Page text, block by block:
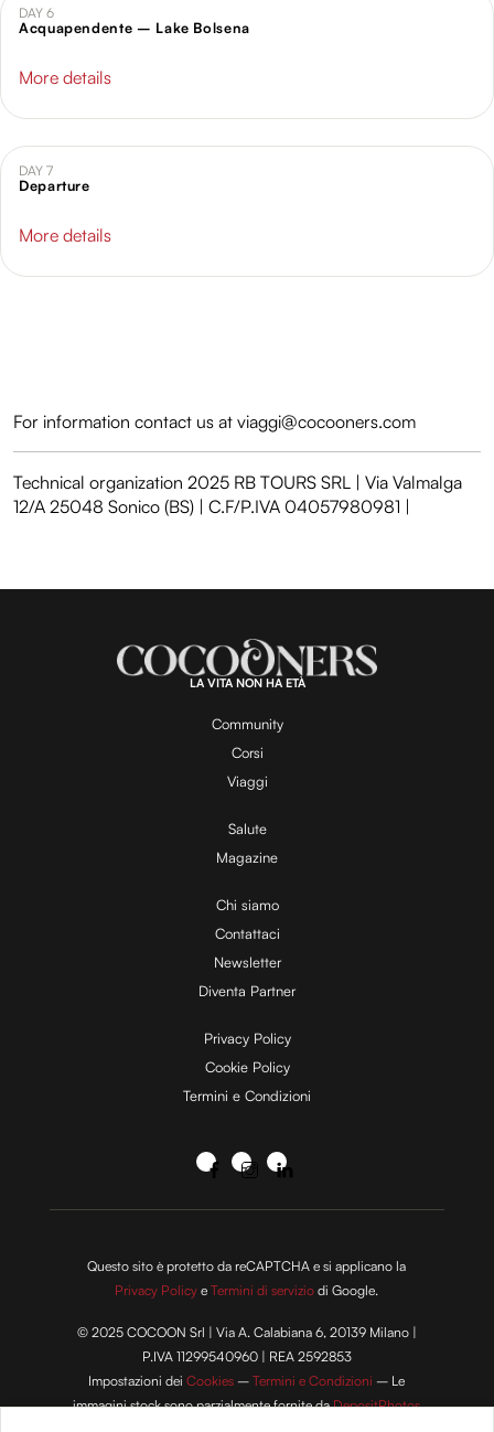
DAY 6
Acquapendente – Lake Bolsena
More details
DAY 7
Departure
More details
For information contact us at viaggi@cocooners.com
Technical organization 2025 RB TOURS SRL | Via Valmalga
12/A 25048 Sonico (BS) | C.F/P.IVA 04057980981 |
LA VITA NON HA ETÀ
Community
Corsi
Viaggi
Salute
Magazine
Chi siamo
Contattaci
Newsletter
Diventa Partner
Privacy Policy
Cookie Policy
Termini e Condizioni
Questo sito è protetto da reCAPTCHA e si applicano la
Privacy Policy eTermini di servizio di Google.
© 2025 COCOON Srl | Via A. Calabiana 6, 20139 Milano |
P.IVA 11299540960 | REA 2592853
Impostazioni deiCookies –Termini e Condizioni – Le
immagini stock sono parzialmente fornite daDepositPhotos